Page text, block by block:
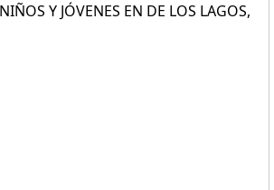
Y JÓVENES EN DE LOS LAGOS,